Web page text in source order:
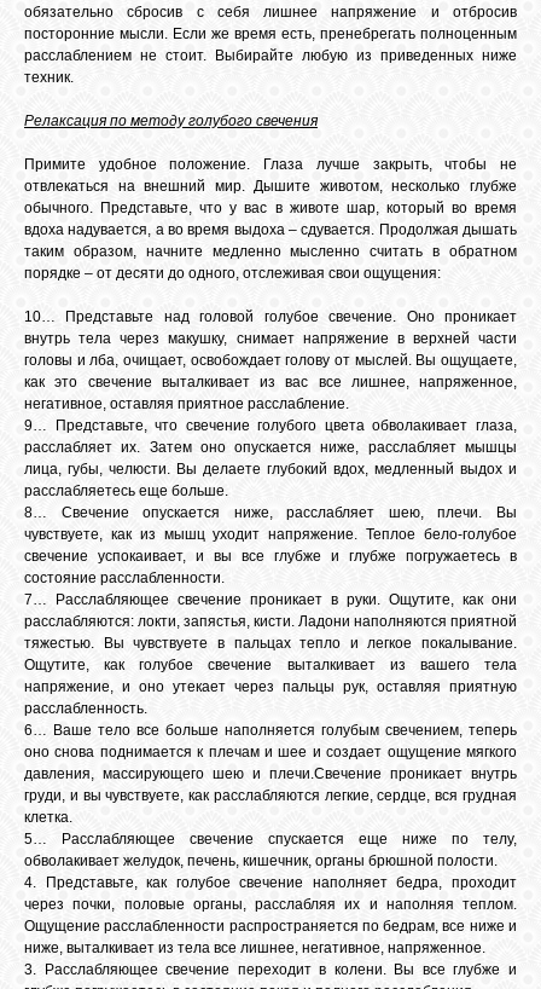
обязательно сбросив с себя лишнее напряжение и отбросив
посторонние мысли. Если же время есть, пренебрегать полноценным
расслаблением не стоит. Выбирайте любую из приведенных ниже
техник.
Релаксация по методу голубого свечения
Примите удобное положение. Глаза лучше закрыть, чтобы не
отвлекаться на внешний мир. Дышите животом, несколько глубже
обычного. Представьте, что у вас в животе шар, который во время
вдоха надувается, а во время выдоха – сдувается. Продолжая дышать
таким образом, начните медленно мысленно считать в обратном
порядке – от десяти до одного, отслеживая свои ощущения:
10… Представьте над головой голубое свечение. Оно проникает
внутрь тела через макушку, снимает напряжение в верхней части
головы и лба, очищает, освобождает голову от мыслей. Вы ощущаете,
как это свечение выталкивает из вас все лишнее, напряженное,
негативное, оставляя приятное расслабление.
9… Представьте, что свечение голубого цвета обволакивает глаза,
расслабляет их. Затем оно опускается ниже, расслабляет мышцы
лица, губы, челюсти. Вы делаете глубокий вдох, медленный выдох и
расслабляетесь еще больше.
8… Свечение опускается ниже, расслабляет шею, плечи. Вы
чувствуете, как из мышц уходит напряжение. Теплое бело-голубое
свечение успокаивает, и вы все глубже и глубже погружаетесь в
состояние расслабленности.
7… Расслабляющее свечение проникает в руки. Ощутите, как они
расслабляются: локти, запястья, кисти. Ладони наполняются приятной
тяжестью. Вы чувствуете в пальцах тепло и легкое покалывание.
Ощутите, как голубое свечение выталкивает из вашего тела
напряжение, и оно утекает через пальцы рук, оставляя приятную
расслабленность.
6… Ваше тело все больше наполняется голубым свечением, теперь
оно снова поднимается к плечам и шее и создает ощущение мягкого
давления, массирующего шею и плечи.Свечение проникает внутрь
груди, и вы чувствуете, как расслабляются легкие, сердце, вся грудная
клетка.
5… Расслабляющее свечение спускается еще ниже по телу,
обволакивает желудок, печень, кишечник, органы брюшной полости.
4. Представьте, как голубое свечение наполняет бедра, проходит
через почки, половые органы, расслабляя их и наполняя теплом.
Ощущение расслабленности распространяется по бедрам, все ниже и
ниже, выталкивает из тела все лишнее, негативное, напряженное.
3. Расслабляющее свечение переходит в колени. Вы все глубже и